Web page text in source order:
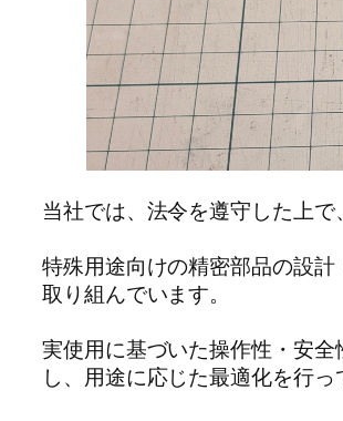
当社では、法令を遵守した上で、
特殊用途向けの精密部品の設計
取り組んでいます。
実使用に基づいた操作性・安全
し、用途に応じた最適化を行っ